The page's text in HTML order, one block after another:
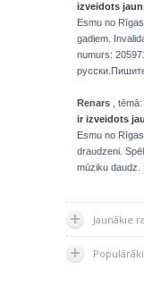
izveidots
Esmu no
gadiem.
numurs:
Renars , tēmā:
ir izveidots
Esmu no
draudzeni.
mūziku daudz.
Jaunākie